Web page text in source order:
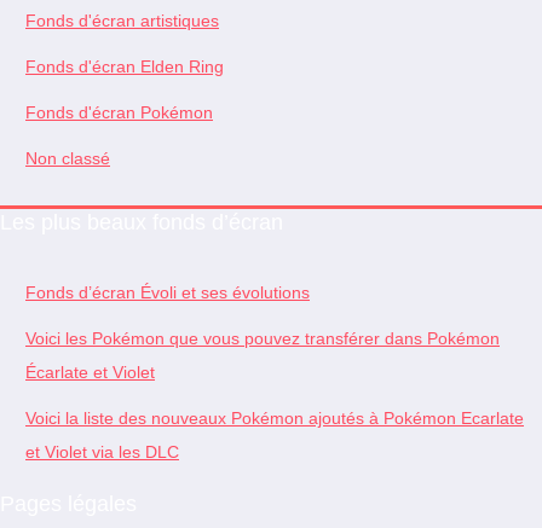
Fonds d'écran artistiques
Fonds d'écran Elden Ring
Fonds d'écran Pokémon
Non classé
Fonds d’écran Évoli et ses évolutions
Voici les Pokémon que vous pouvez transférer dans Pokémon
Écarlate et Violet
Voici la liste des nouveaux Pokémon ajoutés à Pokémon Ecarlate
et Violet via les DLC